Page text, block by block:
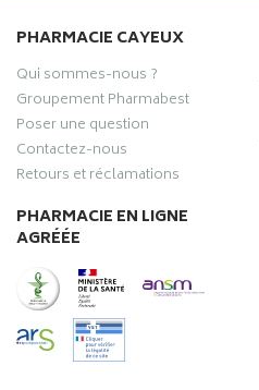
PHARMACIE CAYEUX
Qui sommes-nous ?
Groupement Pharmabest
Poser une question
Contactez-nous
Retours et réclamations
PHARMACIE EN LIGNE
AGRÉÉE